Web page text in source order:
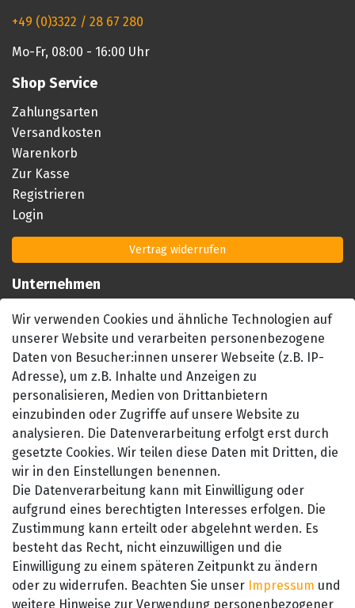
+49 (0)3322 / 28 67 280
Mo-Fr, 08:00 - 16:00 Uhr
Shop Service
Zahlungsarten
Versandkosten
Warenkorb
Zur Kasse
Registrieren
Login
Vertrag widerrufen
Unternehmen
Impressum
AGB
Datenschutzerklärung
Barrierefreiheitserklärung
Widerrufsrecht
Kontakt
SEHR GUT
4.89 / 5
aus 657 Bewertungen
bei: amazon.de,
Wir verwenden Cookies und ähnliche Technologien auf
unserer Website und verarbeiten personenbezogene
Daten von Besucher:innen unserer Webseite (z.B. IP-
Adresse), um z.B. Inhalte und Anzeigen zu
personalisieren, Medien von Drittanbietern
einzubinden oder Zugriffe auf unsere Website zu
analysieren. Die Datenverarbeitung erfolgt erst durch
gesetzte Cookies. Wir teilen diese Daten mit Dritten, die
wir in den Einstellungen benennen.
Die Datenverarbeitung kann mit Einwilligung oder
aufgrund eines berechtigten Interesses erfolgen. Die
Zustimmung kann erteilt oder abgelehnt werden. Es
besteht das Recht, nicht einzuwilligen und die
Einwilligung zu einem späteren Zeitpunkt zu ändern
oder zu widerrufen. Beachten Sie unser Impressum und
weitere Hinweise zur Verwendung personenbezogener